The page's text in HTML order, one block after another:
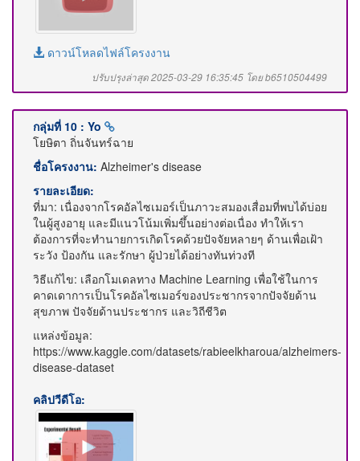
ดาวน์โหลดไฟล์โครงงาน
ปรับปรุงล่าสุด 2025-03-29 16:35:45 โดย b6510504499
กลุ่มที่ 10 : Yo
โยษิตา ถิ่นจันทร์ฉาย
ชื่อโครงงาน: Alzheimer's disease
รายละเอียด:
ที่มา: เนื่องจากโรคอัลไซเมอร์เป็นภาวะสมองเสื่อมที่พบได้บ่อย
ในผู้สูงอายุ และมีแนวโน้มเพิ่มขึ้นอย่างต่อเนื่อง ทำให้เรา
ต้องการที่จะทำนายการเกิดโรคด้วยปัจจัยหลายๆ ด้านเพื่อเฝ้า
ระวัง ป้องกัน และรักษา ผู้ป่วยได้อย่างทันท่วงที
วิธีแก้ไข: เลือกโมเดลทาง Machine Learning เพื่อใช้ในการ
คาดเดาการเป็นโรคอัลไซเมอร์ของประชากรจากปัจจัยด้าน
สุขภาพ ปัจจัยด้านประชากร และวิถีชีวิต
แหล่งข้อมูล:
https://www.kaggle.com/datasets/rabieelkharoua/alzheimers-
disease-dataset
คลิปวีดีโอ: